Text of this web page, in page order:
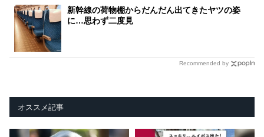
新幹線の荷物棚からだんだん出てきたヤツの姿
に…思わず二度見
Recommended by
オススメ記事